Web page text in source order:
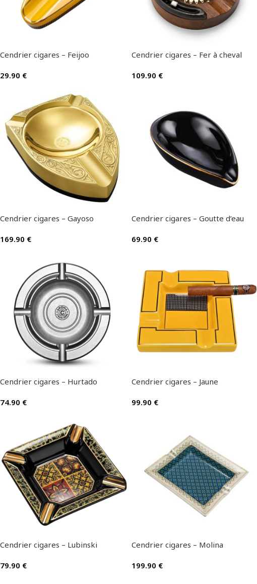
Cendrier cigares – Feijoo
29.90 €
Cendrier cigares – Fer à cheval
109.90 €
Cendrier cigares – Gayoso
169.90 €
Cendrier cigares – Goutte d’eau
69.90 €
Cendrier cigares – Hurtado
74.90 €
Cendrier cigares – Jaune
99.90 €
Cendrier cigares – Lubinski
79.90 €
Cendrier cigares – Molina
199.90 €